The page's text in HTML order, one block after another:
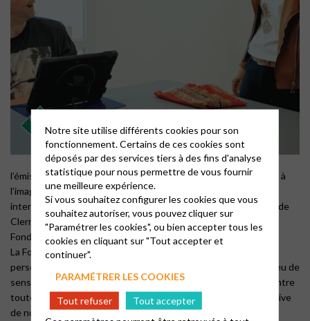
l’émission du Carême protestant sur le thème “Toutes et tous à
l’image de Dieu”, présenté par Jean-Luc Gadreau, avec les
interventions de Christian Apel, Isabelle Bousquet, Guillaume de
Clermont, Pierre de Mareuil, Philippe de Pol, Pasteurs de la
Fondation John Bost.
La Fondation John Bost accueille une très grande diversité de
personnes en situation de handicap. Lieu de soin, lieu de vie, lieu de
sens, elle affirme la dignité de tout être humain et rappelle, contre
toute peur et tout jugement, que la vulnérabilité est constitutive
de notre commune humanité.
Notre site utilise différents cookies pour son
fonctionnement. Certains de ces cookies sont
déposés par des services tiers à des fins d'analyse
statistique pour nous permettre de vous fournir
une meilleure expérience.
Si vous souhaitez configurer les cookies que vous
souhaitez autoriser, vous pouvez cliquer sur
"Paramétrer les cookies", ou bien accepter tous les
cookies en cliquant sur "Tout accepter et
continuer".
PARAMÉTRER LES COOKIES
Tout refuser
Tout accepter